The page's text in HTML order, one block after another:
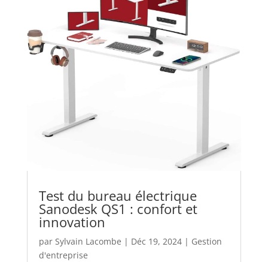
Test du bureau électrique
Sanodesk QS1 : confort et
innovation
par Sylvain Lacombe | Déc 19, 2024| Gestion
d'entreprise